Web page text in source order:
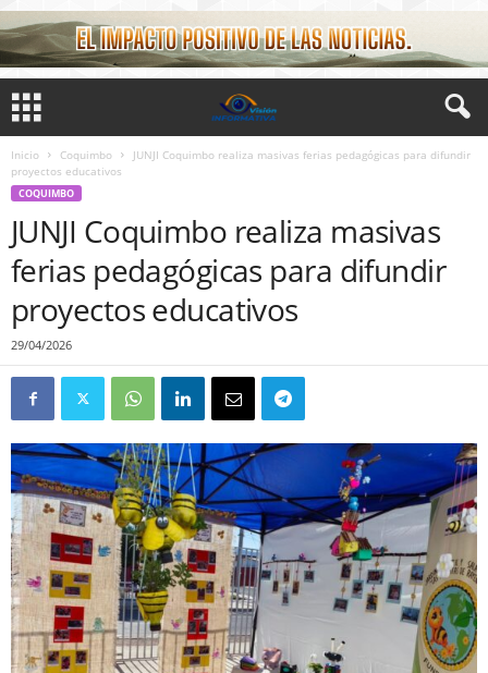
Inicio Coquimbo
JUNJI Coquimbo realiza masivas ferias pedagógicas para difundir
proyectos educativos
COQUIMBO
JUNJI Coquimbo realiza masivas
ferias pedagógicas para difundir
proyectos educativos
29/04/2026